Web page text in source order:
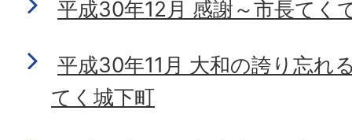
平成30年12月 感謝～市長てく
平成30年11月 大和の誇り忘れ
てく城下町